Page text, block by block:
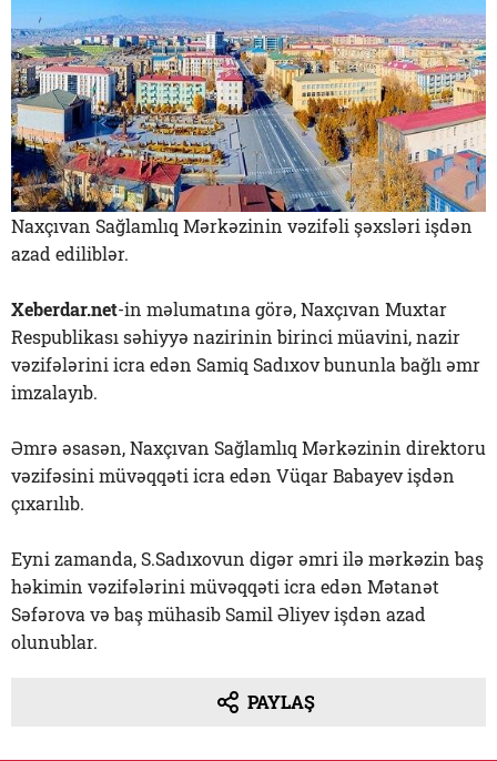
Naxçıvan Sağlamlıq Mərkəzinin vəzifəli şəxsləri işdən
azad ediliblər.
Xeberdar.net-in məlumatına görə, Naxçıvan Muxtar
Respublikası səhiyyə nazirinin birinci müavini, nazir
vəzifələrini icra edən Samiq Sadıxov bununla bağlı əmr
imzalayıb.
Əmrə əsasən, Naxçıvan Sağlamlıq Mərkəzinin direktoru
vəzifəsini müvəqqəti icra edən Vüqar Babayev işdən
çıxarılıb.
Eyni zamanda, S.Sadıxovun digər əmri ilə mərkəzin baş
həkimin vəzifələrini müvəqqəti icra edən Mətanət
Səfərova və baş mühasib Samil Əliyev işdən azad
olunublar.
PAYLAŞ